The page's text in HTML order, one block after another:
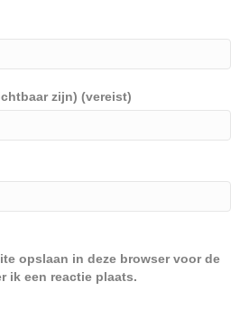
zijn) (vereist)
opslaan in deze browser voor de
ik een reactie plaats.